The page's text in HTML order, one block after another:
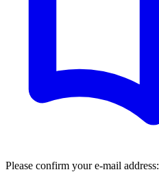
Please confirm your e-mail address: